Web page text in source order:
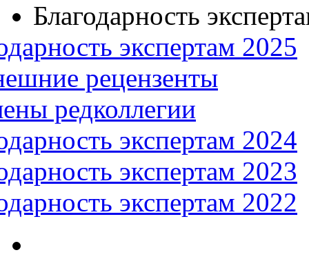
Благодарность
экспертам 2025
рецензенты
редколлегии
экспертам 2024
экспертам 2023
экспертам 2022